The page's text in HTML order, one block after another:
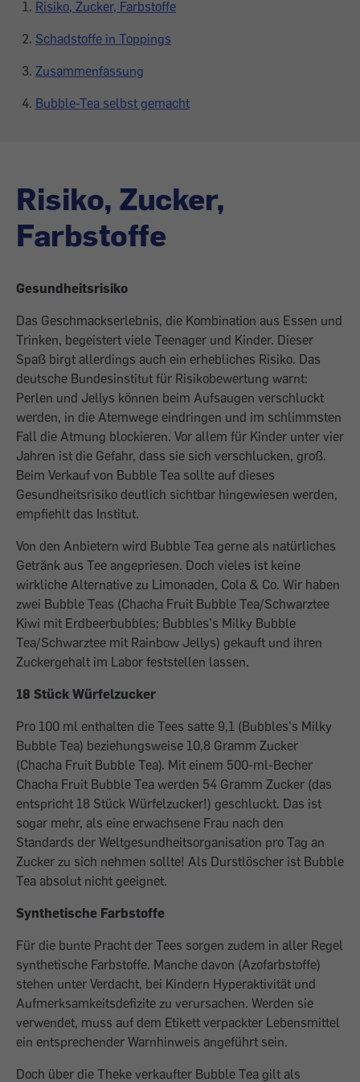
Risiko, Zucker, Farbstoffe
Schadstoffe in Toppings
Zusammenfassung
Bubble-Tea selbst gemacht
Risiko, Zucker,
Farbstoffe
Gesundheitsrisiko
Das Geschmackserlebnis, die Kombination aus Essen und
Trinken, begeistert viele Teenager und Kinder. Dieser
Spaß birgt allerdings auch ein erhebliches Risiko. Das
deutsche Bundesinstitut für Risikobewertung warnt:
Perlen und Jellys können beim Aufsaugen verschluckt
werden, in die Atemwege eindringen und im schlimmsten
Fall die Atmung blockieren. Vor allem für Kinder unter vier
Jahren ist die Gefahr, dass sie sich verschlucken, groß.
Beim Verkauf von Bubble Tea sollte auf dieses
Gesundheitsrisiko deutlich sichtbar hingewiesen werden,
empfiehlt das Institut.
Von den Anbietern wird Bubble Tea gerne als natürliches
Getränk aus Tee angepriesen. Doch vieles ist keine
wirkliche Alternative zu Limonaden, Cola & Co. Wir haben
zwei Bubble Teas (Chacha Fruit Bubble Tea/Schwarztee
Kiwi mit Erdbeerbubbles; Bubbles’s Milky Bubble
Tea/Schwarztee mit Rainbow Jellys) gekauft und ihren
Zuckergehalt im Labor feststellen lassen.
18 Stück Würfelzucker
Pro 100 ml enthalten die Tees satte 9,1 (Bubbles’s Milky
Bubble Tea) beziehungsweise 10,8 Gramm Zucker
(Chacha Fruit Bubble Tea). Mit einem 500-ml-Becher
Chacha Fruit Bubble Tea werden 54 Gramm Zucker (das
entspricht 18 Stück Würfelzucker!) geschluckt. Das ist
sogar mehr, als eine erwachsene Frau nach den
Standards der Weltgesundheitsorganisation pro Tag an
Zucker zu sich nehmen sollte! Als Durstlöscher ist Bubble
Tea absolut nicht geeignet.
Synthetische Farbstoffe
Für die bunte Pracht der Tees sorgen zudem in aller Regel
synthetische Farbstoffe. Manche davon (Azofarbstoffe)
stehen unter Verdacht, bei Kindern Hyperaktivität und
Aufmerksamkeitsdefizite zu verursachen. Werden sie
verwendet, muss auf dem Etikett verpackter Lebensmittel
ein entsprechender Warnhinweis angeführt sein.
Doch über die Theke verkaufter Bubble Tea gilt als